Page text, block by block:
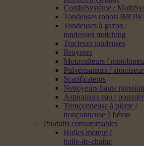
CombiSystème /
Tondeuses robots
Tondeuses à gazon /
tondeuses mulching
Tracteurs tondeuses
Broyeurs
Motoculteurs /
Pulvérisateurs /
Scarificateurs
Nettoyeurs haute pression
Aspirateurs eau /
Tronçonneuse à pierre /
tronçonneuse à béton
Produits consommables
Huiles moteur /
huile-de-chaîne